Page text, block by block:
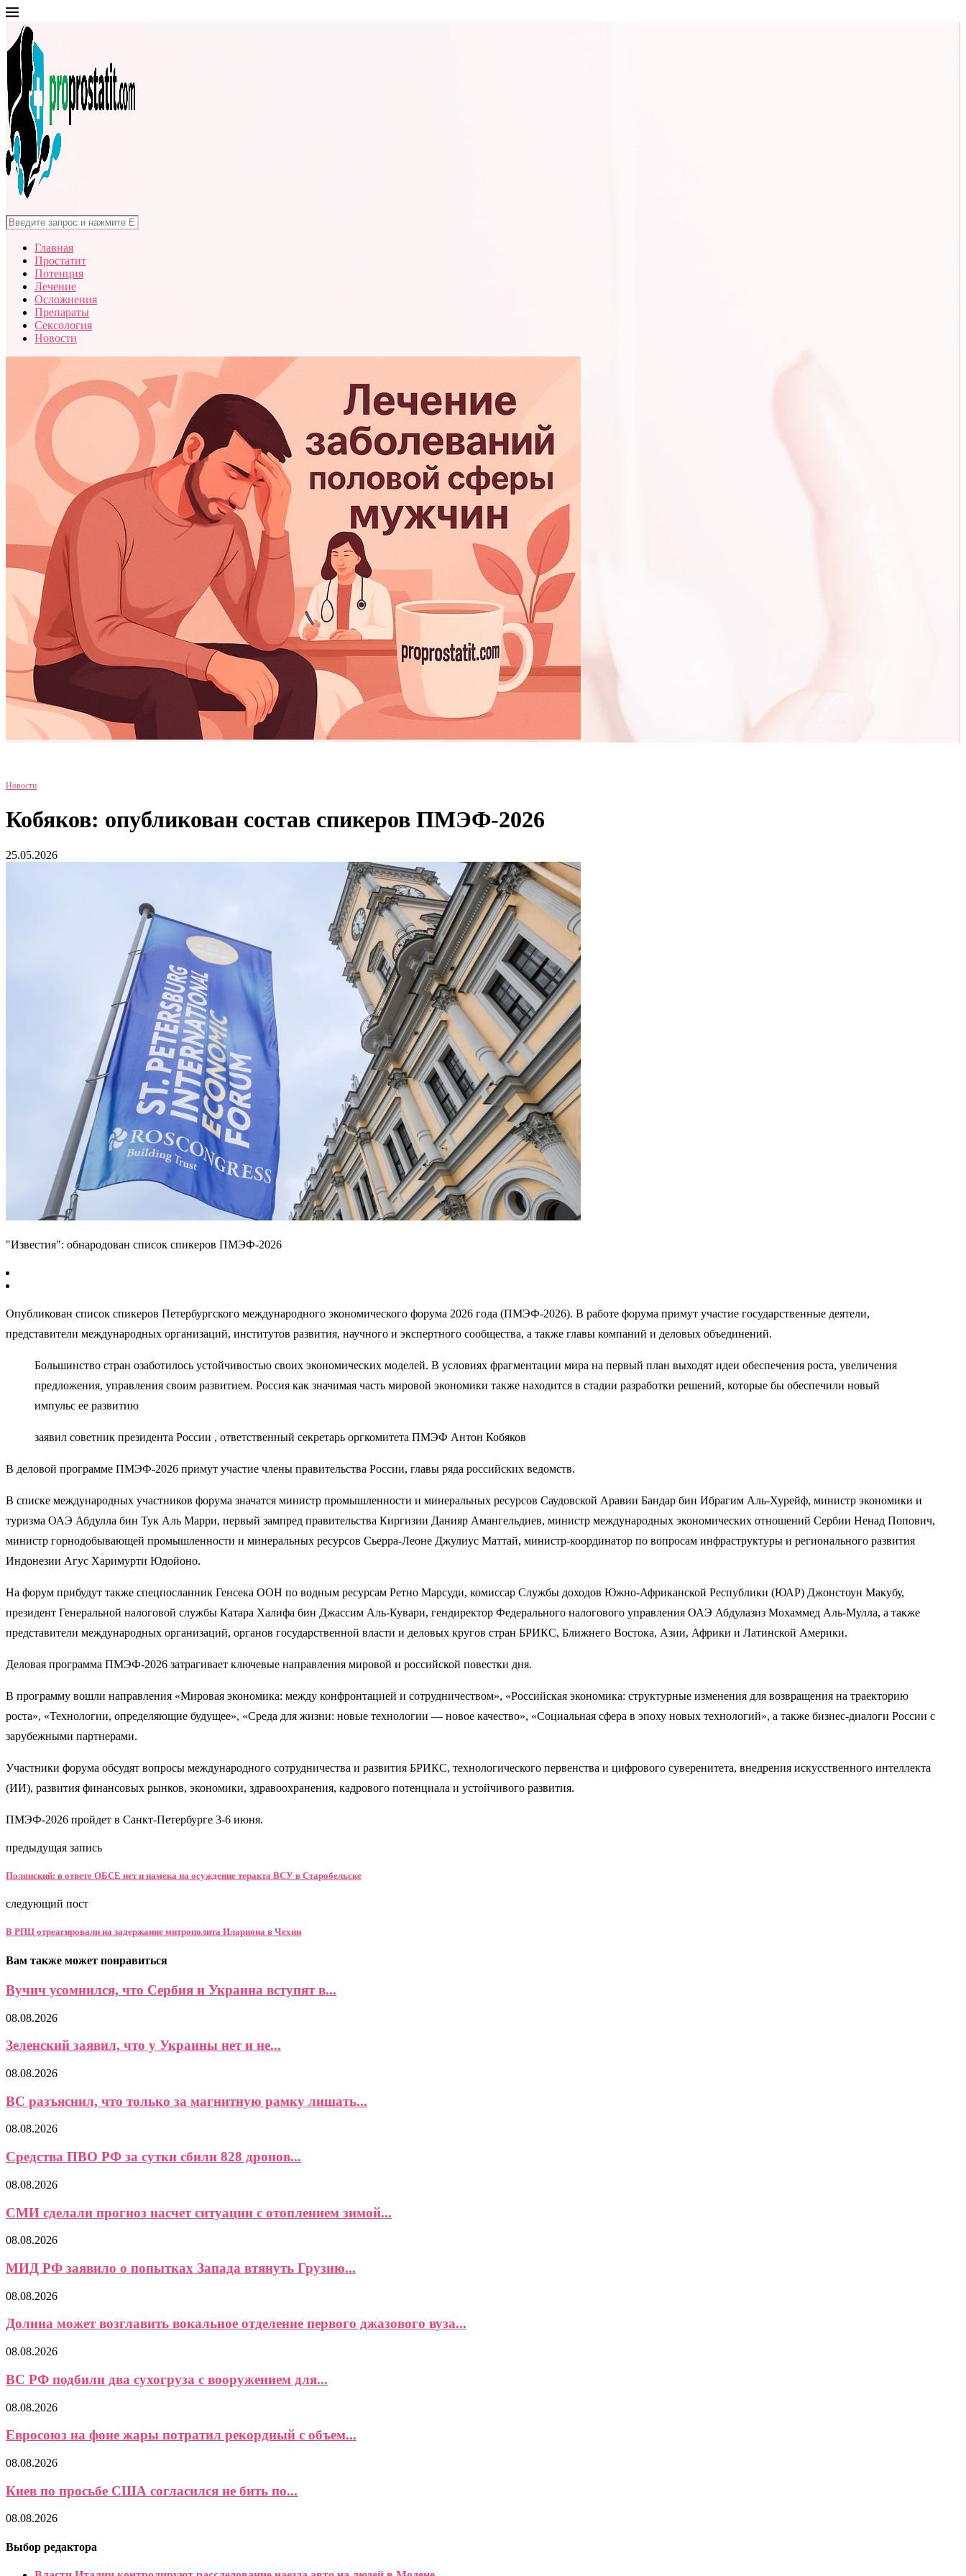
Главная
Простатит
Потенция
Лечение
Осложнения
Препараты
Сексология
Новости
Новости
Кобяков: опубликован состав спикеров ПМЭФ-2026
25.05.2026
"Известия": обнародован список спикеров ПМЭФ-2026
Опубликован список спикеров Петербургского международного экономического форума 2026 года (ПМЭФ-2026). В работе форума примут участие государственные деятели,
представители международных организаций, институтов развития, научного и экспертного сообщества, а также главы компаний и деловых объединений.
Большинство стран озаботилось устойчивостью своих экономических моделей. В условиях фрагментации мира на первый план выходят идеи обеспечения роста, увеличения
предложения, управления своим развитием. Россия как значимая часть мировой экономики также находится в стадии разработки решений, которые бы обеспечили новый
импульс ее развитию
заявил советник президента России , ответственный секретарь оргкомитета ПМЭФ Антон Кобяков
В деловой программе ПМЭФ-2026 примут участие члены правительства России, главы ряда российских ведомств.
В списке международных участников форума значатся министр промышленности и минеральных ресурсов Саудовской Аравии Бандар бин Ибрагим Аль-Хурейф, министр экономики и
туризма ОАЭ Абдулла бин Тук Аль Марри, первый зампред правительства Киргизии Данияр Амангельдиев, министр международных экономических отношений Сербии Ненад Попович,
министр горнодобывающей промышленности и минеральных ресурсов Сьерра-Леоне Джулиус Маттай, министр-координатор по вопросам инфраструктуры и регионального развития
Индонезии Агус Харимурти Юдойоно.
На форум прибудут также спецпосланник Генсека ООН по водным ресурсам Ретно Марсуди, комиссар Службы доходов Южно-Африканской Республики (ЮАР) Джонстоун Макубу,
президент Генеральной налоговой службы Катара Халифа бин Джассим Аль-Кувари, гендиректор Федерального налогового управления ОАЭ Абдулазиз Мохаммед Аль-Мулла, а также
представители международных организаций, органов государственной власти и деловых кругов стран БРИКС, Ближнего Востока, Азии, Африки и Латинской Америки.
Деловая программа ПМЭФ-2026 затрагивает ключевые направления мировой и российской повестки дня.
В программу вошли направления «Мировая экономика: между конфронтацией и сотрудничеством», «Российская экономика: структурные изменения для возвращения на траекторию
роста», «Технологии, определяющие будущее», «Среда для жизни: новые технологии — новое качество», «Социальная сфера в эпоху новых технологий», а также бизнес-диалоги России с
зарубежными партнерами.
Участники форума обсудят вопросы международного сотрудничества и развития БРИКС, технологического первенства и цифрового суверенитета, внедрения искусственного интеллекта
(ИИ), развития финансовых рынков, экономики, здравоохранения, кадрового потенциала и устойчивого развития.
ПМЭФ-2026 пройдет в Санкт-Петербурге 3-6 июня.
предыдущая запись
Полянский: в ответе ОБСЕ нет и намека на осуждение теракта ВСУ в Старобельске
следующий пост
В РПЦ отреагировали на задержание митрополита Илариона в Чехии
Вам также может понравиться
Вучич усомнился, что Сербия и Украина вступят в...
08.08.2026
Зеленский заявил, что у Украины нет и не...
08.08.2026
ВС разъяснил, что только за магнитную рамку лишать...
08.08.2026
Средства ПВО РФ за сутки сбили 828 дронов...
08.08.2026
СМИ сделали прогноз насчет ситуации с отоплением зимой...
08.08.2026
МИД РФ заявило о попытках Запада втянуть Грузию...
08.08.2026
Долина может возглавить вокальное отделение первого джазового вуза...
08.08.2026
ВС РФ подбили два сухогруза с вооружением для...
08.08.2026
Евросоюз на фоне жары потратил рекордный с объем...
08.08.2026
Киев по просьбе США согласился не бить по...
08.08.2026
Выбор редактора